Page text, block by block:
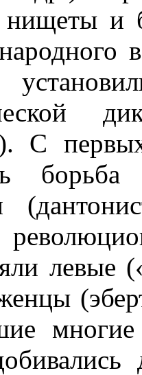
нищеты и
С